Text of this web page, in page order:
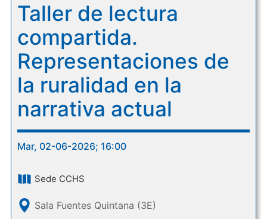
Taller de lectura
compartida.
Representaciones de
la ruralidad en la
narrativa actual
Mar, 02-06-2026; 16:00
Sede CCHS
Sala Fuentes Quintana (3E)